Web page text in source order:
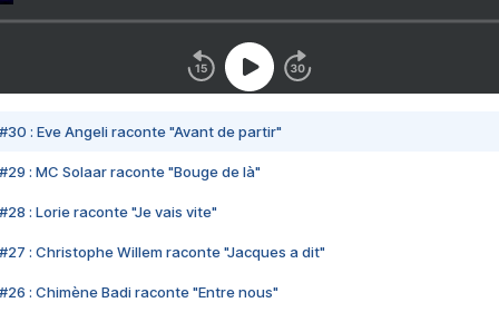
#30 : Eve Angeli raconte "Avant de partir"
#29 : MC Solaar raconte "Bouge de là"
#28 : Lorie raconte "Je vais vite"
#27 : Christophe Willem raconte "Jacques a dit"
#26 : Chimène Badi raconte "Entre nous"